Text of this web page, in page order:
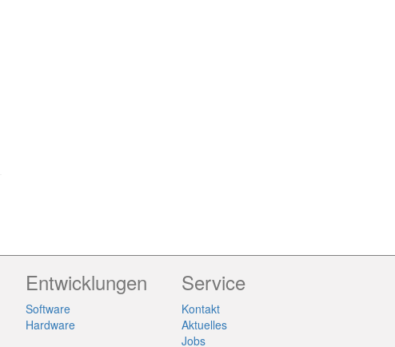
Entwicklungen
Software
Hardware
Service
Kontakt
Aktuelles
Jobs